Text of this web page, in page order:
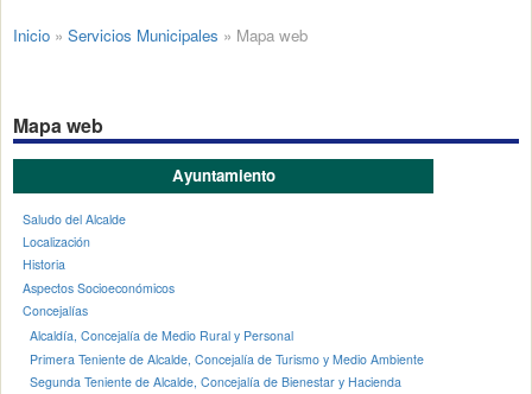
Inicio » Servicios Municipales » Mapa web
Mapa web
Ayuntamiento
Saludo del Alcalde
Localización
Historia
Aspectos Socioeconómicos
Concejalías
Alcaldía, Concejalía de Medio Rural y Personal
Primera Teniente de Alcalde, Concejalía de Turismo y Medio Ambiente
Segunda Teniente de Alcalde, Concejalía de Bienestar y Hacienda